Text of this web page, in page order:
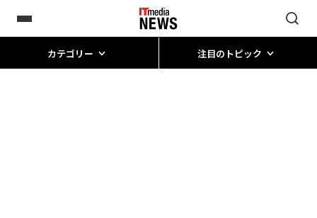
カテゴリー 注目のトピック